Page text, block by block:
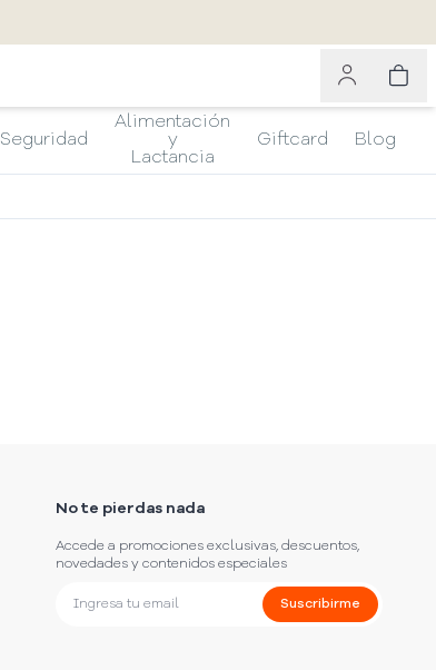
Seguridad
Alimentación
y
Lactancia
Giftcard Blog
No te pierdas nada
Accede a promociones exclusivas, descuentos,
novedades y contenidos especiales
Suscribirme